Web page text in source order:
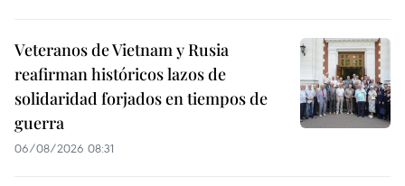
Veteranos de Vietnam y Rusia
reafirman históricos lazos de
solidaridad forjados en tiempos de
guerra
06/08/2026 08:31